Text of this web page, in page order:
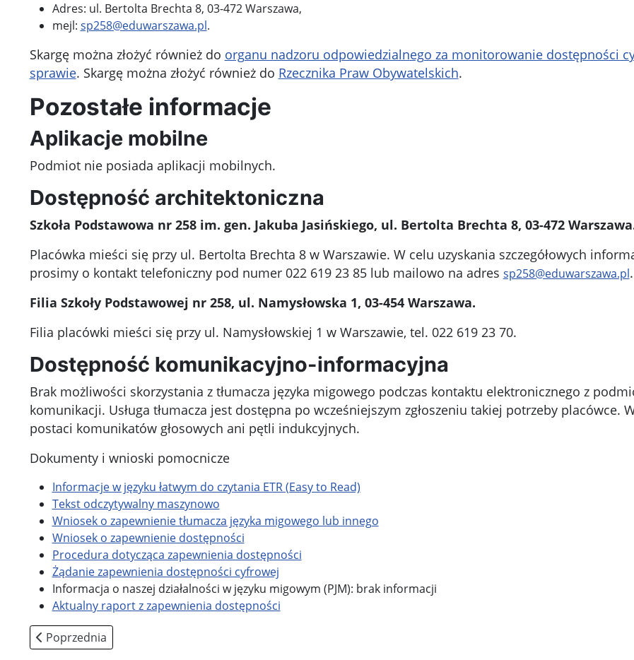
Adres: ul. Bertolta Brechta 8, 03-472 Warszawa,
mejl: sp258@eduwarszawa.pl.
Skargę można złożyć również do organu nadzoru odpowiedzialnego za monitorowanie dostępności
sprawie. Skargę można złożyć również do Rzecznika Praw Obywatelskich.
Pozostałe informacje
Aplikacje mobilne
Podmiot nie posiada aplikacji mobilnych.
Dostępność architektoniczna
Szkoła Podstawowa nr 258 im. gen. Jakuba Jasińskiego, ul. Bertolta Brechta 8, 03-472
Placówka mieści się przy ul. Bertolta Brechta 8 w Warszawie. W celu uzyskania szczegółowych
prosimy o kontakt telefoniczny pod numer 022 619 23 85 lub mailowo na adres sp258@eduwarszawa.pl.
Filia Szkoły Podstawowej nr 258, ul. Namysłowska 1, 03-454 Warszawa.
Filia placówki mieści się przy ul. Namysłowskiej 1 w Warszawie, tel. 022 619 23 70.
Dostępność komunikacyjno-informacyjna
Brak możliwości skorzystania z tłumacza języka migowego podczas kontaktu elektronicznego z
komunikacji. Usługa tłumacza jest dostępna po wcześniejszym zgłoszeniu takiej potrzeby
postaci komunikatów głosowych ani pętli indukcyjnych.
Dokumenty i wnioski pomocnicze
Informacje w języku łatwym do czytania ETR (Easy to Read)
Tekst odczytywalny maszynowo
Wniosek o zapewnienie tłumacza języka migowego lub innego
Wniosek o zapewnienie dostępności
Procedura dotycząca zapewnienia dostępności
Żądanie zapewnienia dostępności cyfrowej
Informacja o naszej działalności w języku migowym (PJM): brak informacji
Aktualny raport z zapewnienia dostępności
Poprzednia strona: Rada Rodziców
Poprzednia